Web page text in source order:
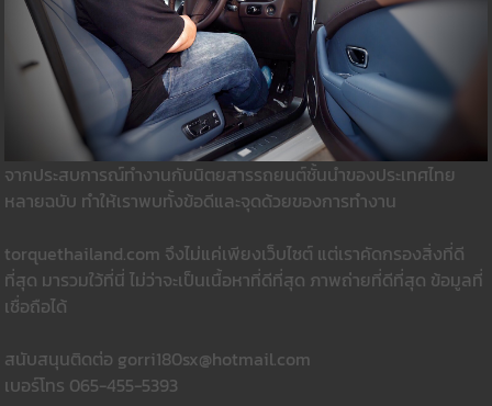
จากประสบการณ์ทำงานกับนิตยสารรถยนต์ชั้นนำของประเทศไทย
หลายฉบับ ทำให้เราพบทั้งข้อดีและจุดด้วยของการทำงาน
torquethailand.com จึงไม่แค่เพียงเว็บไซต์ แต่เราคัดกรองสิ่งที่ดี
ที่สุด มารวมใว้ที่นี่ ไม่ว่าจะเป็นเนื้อหาที่ดีที่สุด ภาพถ่ายที่ดีที่สุด ข้อมูลที่
เชื่อถือได้
สนับสนุนติดต่อ gorri180sx@hotmail.com
เบอร์โทร 065-455-5393